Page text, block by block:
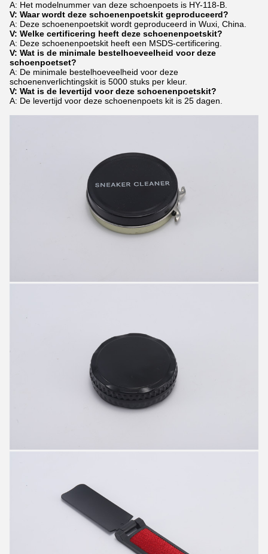
A: Het modelnummer van deze schoenpoets is HY-118-B.
V: Waar wordt deze schoenenpoetskit geproduceerd?
A: Deze schoenenpoetskit wordt geproduceerd in Wuxi, China.
V: Welke certificering heeft deze schoenenpoetskit?
A: Deze schoenenpoetskit heeft een MSDS-certificering.
V: Wat is de minimale bestelhoeveelheid voor deze
schoenpoetset?
A: De minimale bestelhoeveelheid voor deze
schoenenverlichtingskit is 5000 stuks per kleur.
V: Wat is de levertijd voor deze schoenenpoetskit?
A: De levertijd voor deze schoenenpoets kit is 25 dagen.